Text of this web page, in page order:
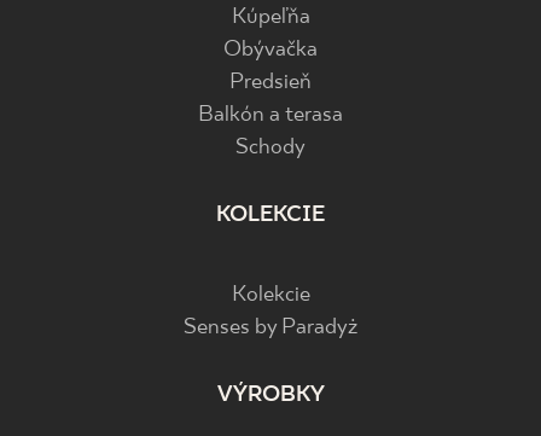
Kúpeľňa
Obývačka
Predsieň
Balkón a terasa
Schody
KOLEKCIE
Kolekcie
Senses by Paradyż
VÝROBKY